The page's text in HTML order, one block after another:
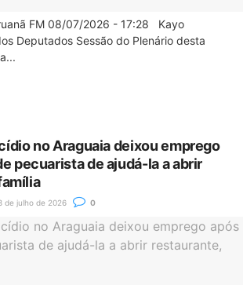
FM 08/07/2026 - 17:28 Kayo
Deputados Sessão do Plenário desta
no Araguaia deixou emprego
pecuarista de ajudá-la a abrir
de julho de 2026 0